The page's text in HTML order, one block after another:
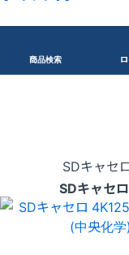
商品検索
SDキャセ
SDキャセ